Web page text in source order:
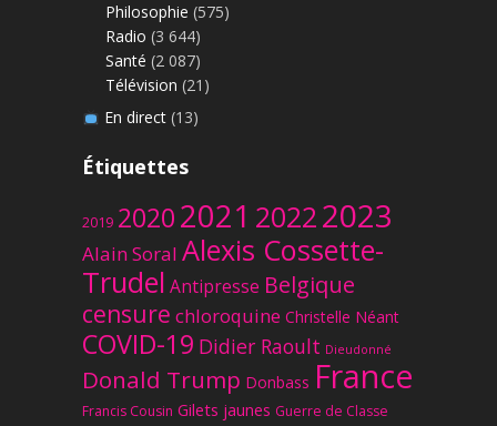
Philosophie (575)
Radio (3 644)
Santé (2 087)
Télévision (21)
En direct(13)
Étiquettes
2019 20202021 20222023
Alain Soral Alexis Cossette-
Trudel Antipresse Belgique
censure chloroquine Christelle Néant
COVID-19 Didier Raoult Dieudonné
Donald Trump Donbass France
Francis Cousin Gilets jaunes Guerre de Classe